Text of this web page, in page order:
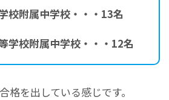
校附属中学校・・・13名
学校附属中学校・・・12名
格を出している感じです。